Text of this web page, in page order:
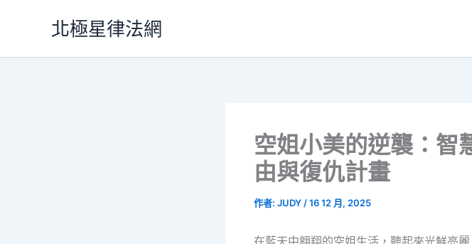
北極星律法網
空姐小美的逆襲：智
由與復仇計畫
作者: JUDY /16 12 月, 2025
在藍天中翱翔的空姐生活，聽起來光鮮亮